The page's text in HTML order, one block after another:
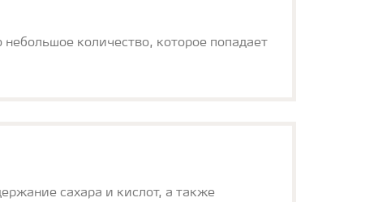
количество, которое попадает
сахара и кислот, а также